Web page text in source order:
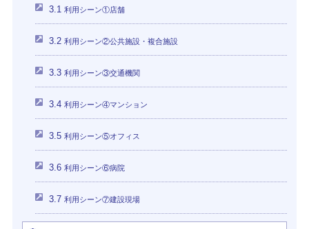
3.1 利用シーン①店舗
3.2 利用シーン②公共施設・複合施設
3.3 利用シーン③交通機関
3.4 利用シーン④マンション
3.5 利用シーン⑤オフィス
3.6 利用シーン⑥病院
3.7 利用シーン⑦建設現場